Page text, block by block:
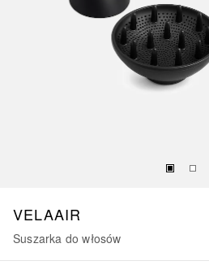
VELAAIR
Suszarka do włosów